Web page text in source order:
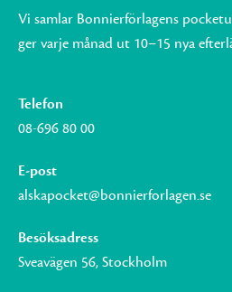
Vi samlar Bonnierförlagens
ger varje månad ut 10–15 nya
Telefon
08-696 80 00
E-post
alskapocket@bonnierforlagen.se
Besöksadress
Sveavägen 56, Stockholm